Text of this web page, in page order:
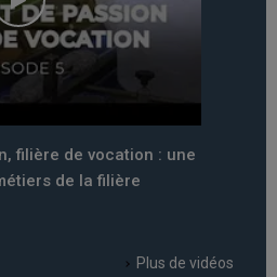
année
par la FAO ?
Plus de vidéos